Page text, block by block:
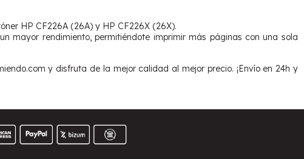
HP CF226A (26A) y HP CF226X (26X).
mayor rendimiento, permitiéndote imprimir más páginas con una sola
y disfruta de la mejor calidad al mejor precio. ¡Envío en 24h y